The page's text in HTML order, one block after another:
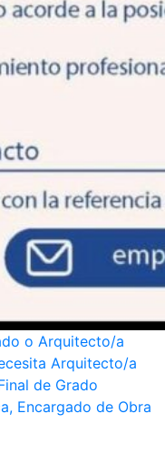
o Arquitecto/a
Arquitecto/a
de Grado
Encargado de Obra